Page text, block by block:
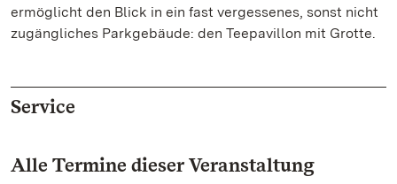
ermöglicht den Blick in ein fast vergessenes, sonst nicht
zugängliches Parkgebäude: den Teepavillon mit Grotte.
Service
Alle Termine dieser Veranstaltung